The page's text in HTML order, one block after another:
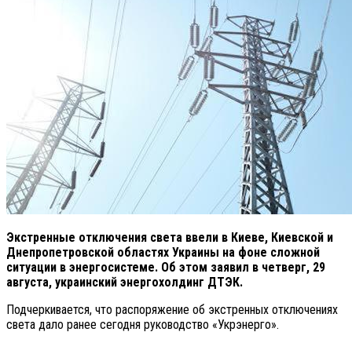
Экстренные отключения света ввели в Киеве, Киевской и
Днепропетровской областях Украины на фоне сложной
ситуации в энергосистеме. Об этом заявил в четверг, 29
августа, украинский энергохолдинг ДТЭК.
Подчеркивается, что распоряжение об экстренных отключениях
света дало ранее сегодня руководство «Укрэнерго».